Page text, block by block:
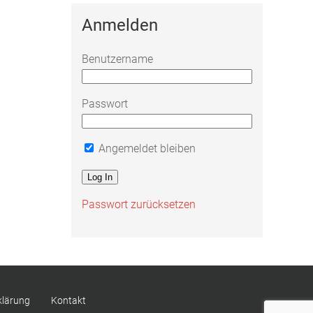
Anmelden
Benutzername
Passwort
Angemeldet bleiben
Passwort zurücksetzen
Kontakt